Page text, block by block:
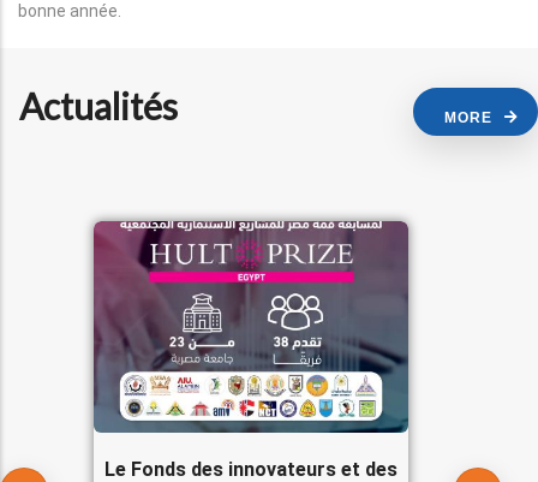
bonne année.
Actualités MORE
Le Fonds des innovateurs et des